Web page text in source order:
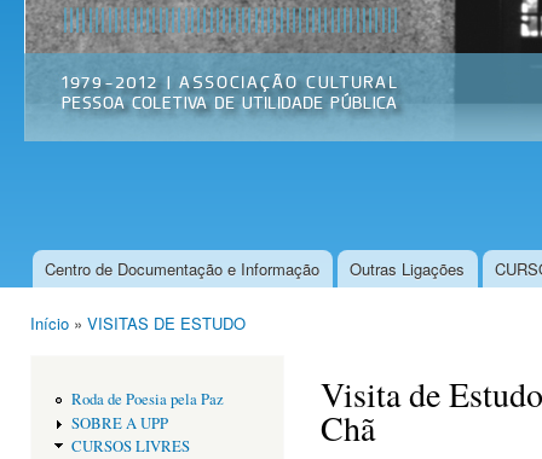
Menu principal
Centro de Documentação e Informação Outras Ligações
Início » VISITAS DE ESTUDO
Roda de Poesia pela Paz
SOBRE A UPP
CURSOS LIVRES
Visita de
Chã